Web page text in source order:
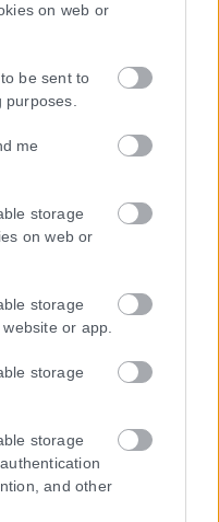
on web or
be sent to
me
storage
on web or
storage
or app.
storage
storage
and other
MEDIA GROUP A.E.” και κατ’
334 της Επιτροπής της
την αποτελεσματική
στο διαδίκτυο (L 63).